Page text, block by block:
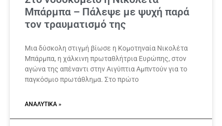
Μπάρμπα – Πάλεψε με ψυχή παρά
τον τραυματισμό της
Μια δύσκολη στιγμή βίωσε η Κομοτηναία Νικολέτα
Μπάρμπα, η χάλκινη πρωταθλήτρια Ευρώπης, στον
αγώνα της απέναντι στην Αιγύπτια Αμπντούν για το
παγκόσμιο πρωτάθλημα. Στο πρώτο
ΑΝΑΛΥΤΙΚΆ »